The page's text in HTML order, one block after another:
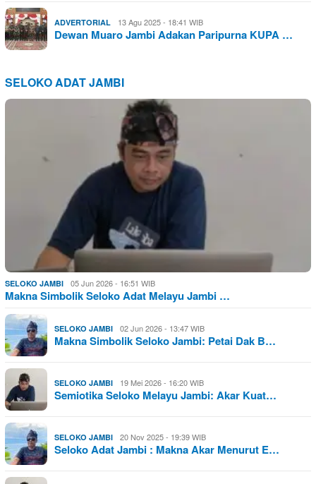
ADVERTORIAL 13 Agu 2025 - 18:41 WIB
Dewan Muaro Jambi Adakan Paripurna KUPA …
SELOKO ADAT JAMBI
SELOKO JAMBI 05 Jun 2026 - 16:51 WIB
Makna Simbolik Seloko Adat Melayu Jambi …
SELOKO JAMBI 02 Jun 2026 - 13:47 WIB
Makna Simbolik Seloko Jambi: Petai Dak B…
SELOKO JAMBI 19 Mei 2026 - 16:20 WIB
Semiotika Seloko Melayu Jambi: Akar Kuat…
SELOKO JAMBI 20 Nov 2025 - 19:39 WIB
Seloko Adat Jambi : Makna Akar Menurut E…